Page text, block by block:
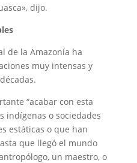
dijo.
de la Amazonía ha
muy intensas y
“acabar con esta
indígenas o sociedades
estáticas o que han
que llegó el mundo
un maestro, o